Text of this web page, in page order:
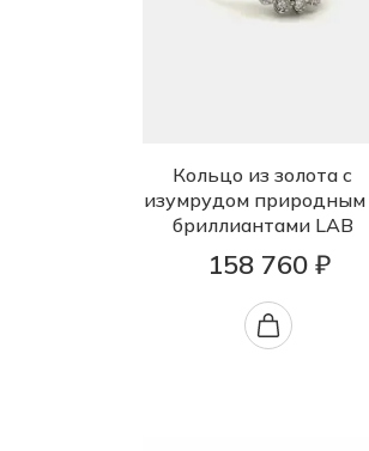
Кольцо из золота с
изумрудом природным
бриллиантами LAB
158 760 ₽